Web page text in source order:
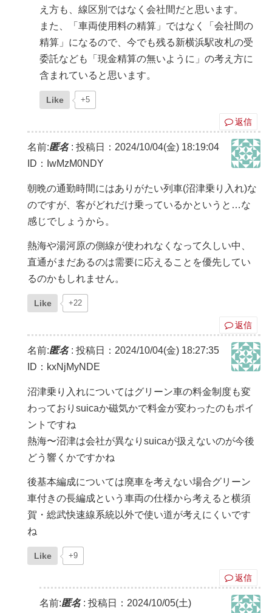
え方も、線区別ではなく会社間だと思います。
また、「車両使用料の精算」ではなく「会社間の
精算」になるので、今でも残る新横浜駅改札の受
委託なども「現金精算の無いように」の考え方に
含まれていると思います。
Like +5
返信
名前:匿名: 投稿日：2024/10/04(金) 18:19:04
ID：IwMzM0NDY
朝晩の通勤時間にはありがたい列車(沼津乗り入れ)な
のですが、客がどれだけ乗っているかというと…な
感じでしょうから。
熱海や湯河原の側線が使われなくなって久しい中、
直通がまだあるのは需要に応えることを優先してい
るのかもしれません。
Like +22
返信
名前:匿名: 投稿日：2024/10/04(金) 18:27:35
ID：kxNjMyNDE
沼津乗り入れについてはグリーン車の料金制度も変
わっておりsuicaか磁気かで料金が変わったのもポイ
ントですね
熱海〜沼津は会社が異なりsuicaが扱えないのが今後
どう響くかですかね
後基本編成については廃車を考えない場合グリーン
車付きの長編成という車両の仕様から考えると横須
賀・総武快速線系統以外で使い道が考えにくいです
ね
Like +9
返信
名前:匿名: 投稿日：2024/10/05(土)